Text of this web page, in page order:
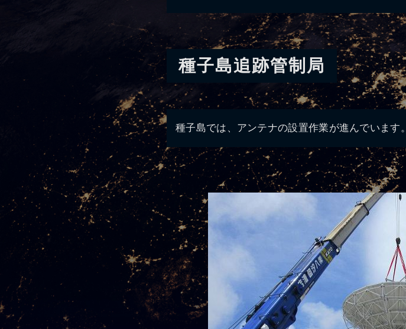
種子島追跡管制局
種子島では、アンテナの設置作業が進んでいます。